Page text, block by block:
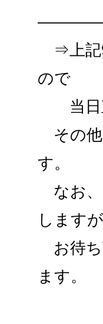
⇒上記
ので
当日
その他
す。
なお、
しますが
お待ち
ます。